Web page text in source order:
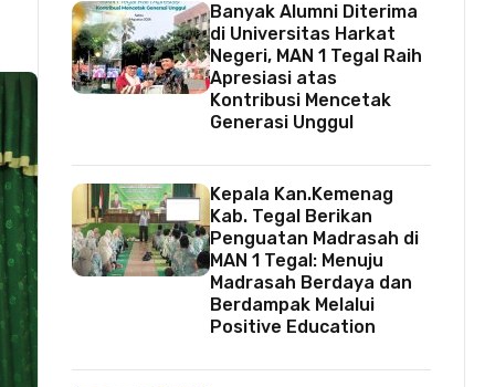
Banyak Alumni Diterima
di Universitas Harkat
Negeri, MAN 1 Tegal Raih
Apresiasi atas
Kontribusi Mencetak
Generasi Unggul
Kepala Kan.Kemenag
Kab. Tegal Berikan
Penguatan Madrasah di
MAN 1 Tegal: Menuju
Madrasah Berdaya dan
Berdampak Melalui
Positive Education